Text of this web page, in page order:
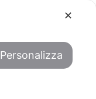
✕
Personalizza